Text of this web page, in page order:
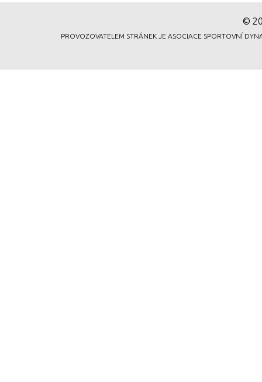
©
PROVOZOVATELEM STRÁNEK JE ASOCIACE SPORTOVNÍ